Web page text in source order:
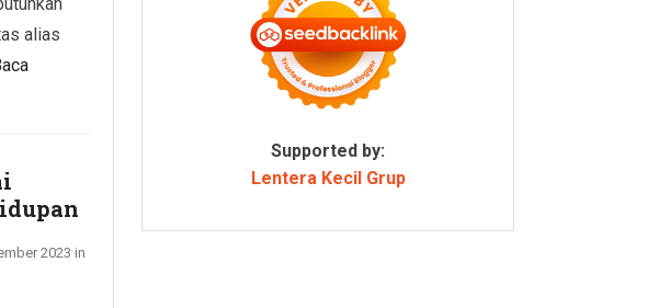
alias
2023 in
Supported by:
Lentera Kecil Grup